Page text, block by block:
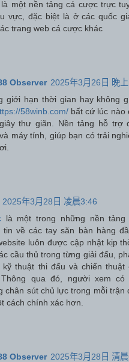
là một nền tảng cá cược trực
vực, đặc biệt là ở các quốc
trang web cá cược khác
Observer 2025年3月26日 晚
giới hạn thời gian hay không
58winb.com/ bất cứ lúc nào
thư giãn. Nền tảng hỗ trợ
máy tính, giúp bạn có trải
2025年3月28日 凌晨3:46
là một trong những nền
tin về các tay săn bàn hàng
luôn được cập nhật kịp
cầu thủ trong từng giải đấu,
kỹ thuật thi đấu và chiến thuật
Thông qua đó, người xem
chân sút chủ lực trong mỗi trận
cách chính xác hơn.
Observer 2025年3月28日 清